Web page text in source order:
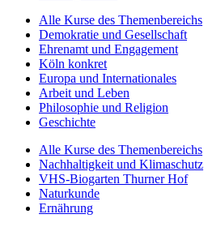
Alle Kurse des Themenbereichs
Demokratie und Gesellschaft
Ehrenamt und Engagement
Köln konkret
Europa und Internationales
Arbeit und Leben
Philosophie und Religion
Geschichte
Alle Kurse des Themenbereichs
Nachhaltigkeit und Klimaschutz
VHS-Biogarten Thurner Hof
Naturkunde
Ernährung